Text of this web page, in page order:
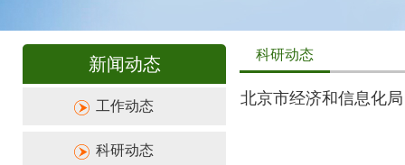
新闻动态
工作动态
科研动态
科研动态
北京市经济和信息化